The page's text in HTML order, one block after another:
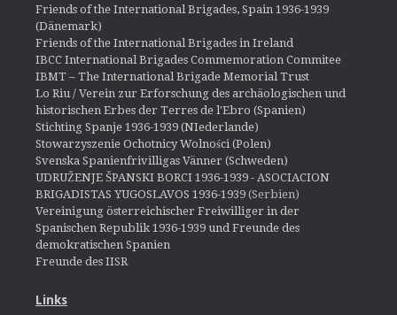
Friends of the International Brigades, Spain 1936-1939
(Dänemark)
Friends of the International Brigades in Ireland
IBCC International Brigades Commemoration Commitee
IBMT – The International Brigade Memorial Trust
Lo Riu / Verein zur Erforschung des archäologischen und
historischen Erbes der Terres de l'Ebro (Spanien)
Stichting Spanje 1936-1939 (NIederlande)
Stowarzyszenie Ochotnicy Wolności (Polen)
Svenska Spanienfrivilligas Vänner (Schweden)
UDRUŽENJE ŠPANSKI BORCI 1936-1939 - ASOCIACION
BRIGADISTAS YUGOSLAVOS 1936-1939 (Serbien)
Vereinigung österreichischer Freiwilliger in der
Spanischen Republik 1936-1939 und Freunde des
demokratischen Spanien
Freunde des IISR
Links